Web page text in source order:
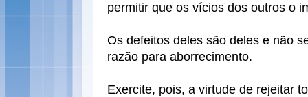
permitir que os vícios dos outros o
Os defeitos deles são deles e não
razão para aborrecimento.
Exercite, pois, a virtude de rejeitar